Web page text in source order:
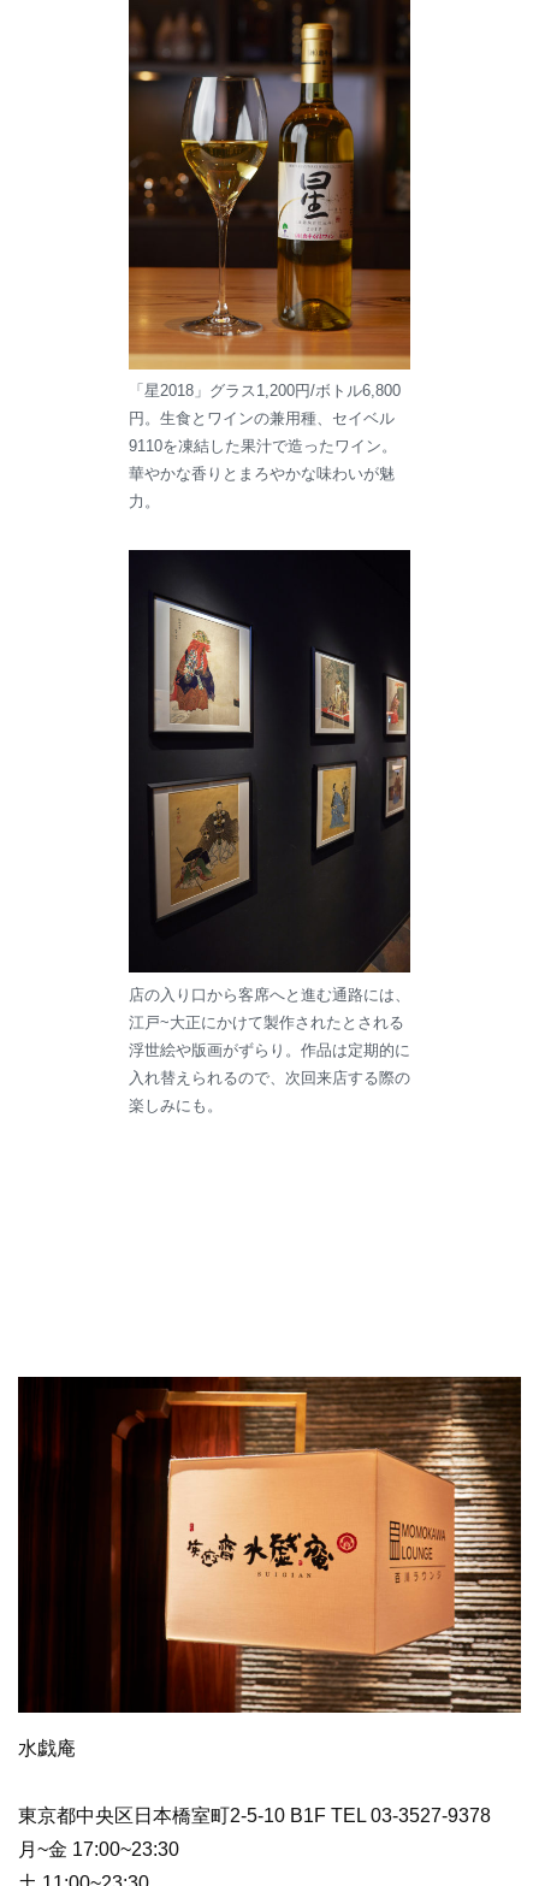
「星2018」グラス1,200円/ボトル6,800
円。生食とワインの兼用種、セイベル
9110を凍結した果汁で造ったワイン。
華やかな香りとまろやかな味わいが魅
力。
店の入り口から客席へと進む通路には、
江戸~大正にかけて製作されたとされる
浮世絵や版画がずらり。作品は定期的に
入れ替えられるので、次回来店する際の
楽しみにも。
水戯庵
東京都中央区日本橋室町2-5-10 B1F TEL 03-3527-9378
月~金 17:00~23:30